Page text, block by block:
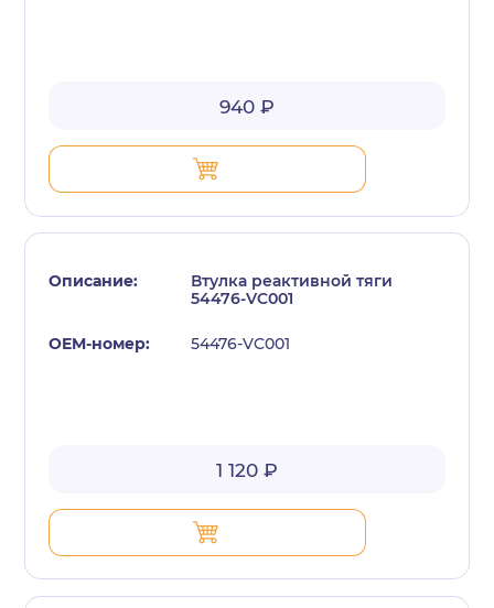
940 ₽
Втулка реактивной тяги
54476-VC001
54476-VC001
1 120 ₽